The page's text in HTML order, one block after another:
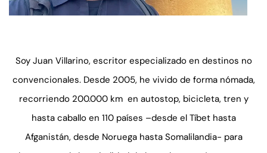
Soy Juan Villarino, escritor especializado en destinos no
convencionales. Desde 2005, he vivido de forma nómada,
recorriendo 200.000 km en autostop, bicicleta, tren y
hasta caballo en 110 países –desde el Tíbet hasta
Afganistán, desde Noruega hasta Somalilandia- para